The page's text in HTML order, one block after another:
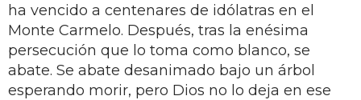
ha vencido a centenares de idólatras en el
Monte Carmelo. Después, tras la enésima
persecución que lo toma como blanco, se
abate. Se abate desanimado bajo un árbol
esperando morir, pero Dios no lo deja en ese